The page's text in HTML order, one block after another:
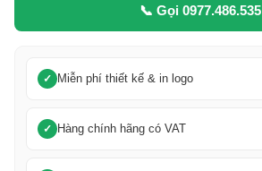
📞 Gọi 0977.486.535
Miễn phí thiết kế & in logo
Hàng chính hãng có VAT